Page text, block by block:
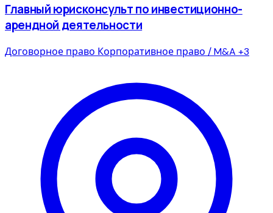
Главный юрисконсульт по инвестиционно-
арендной деятельности
Договорное право Корпоративное право / M&A +3